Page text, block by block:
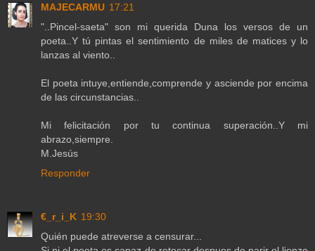
MAJECARMU 17:21
"..Pincel-saeta" son mi querida Duna los versos de un
poeta..Y tú pintas el sentimiento de miles de matices y lo
lanzas al viento..
El poeta intuye,entiende,comprende y asciende por encima
de las circunstancias..
Mi felicitación por tu continua superación..Y mi
abrazo,siempre.
M.Jesús
Responder
€_r_i_K 19:30
Quién puede atreverse a censurar...